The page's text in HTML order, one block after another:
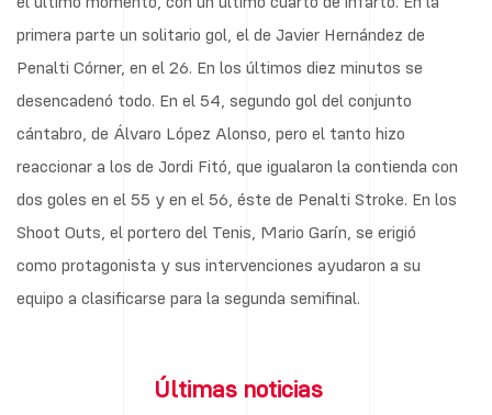
primera parte un solitario gol, el de Javier Hernández de
Penalti Córner, en el 26. En los últimos diez minutos se
desencadenó todo. En el 54, segundo gol del conjunto
cántabro, de Álvaro López Alonso, pero el tanto hizo
reaccionar a los de Jordi Fitó, que igualaron la contienda con
dos goles en el 55 y en el 56, éste de Penalti Stroke. En los
Shoot Outs, el portero del Tenis, Mario Garín, se erigió
como protagonista y sus intervenciones ayudaron a su
equipo a clasificarse para la segunda semifinal.
Últimas noticias